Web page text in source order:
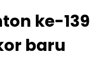
ke-139
baru